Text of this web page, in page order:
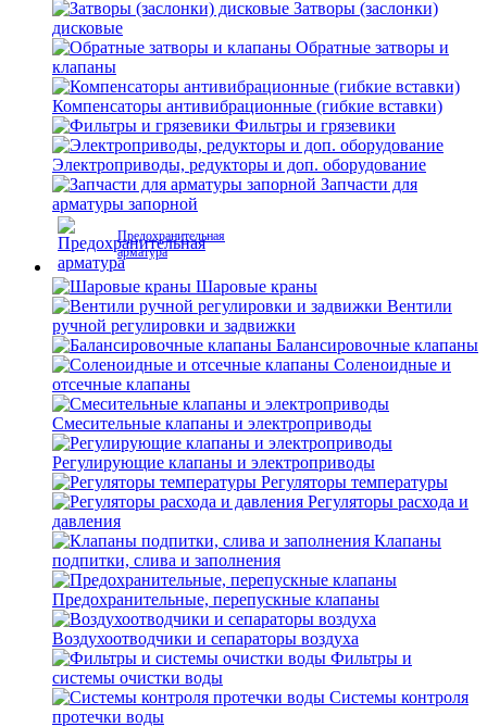
Затворы (заслонки)
дисковые
Обратные затворы и
клапаны
Компенсаторы антивибрационные (гибкие вставки)
Фильтры и грязевики
Электроприводы, редукторы и доп. оборудование
Запчасти для
арматуры запорной
Предохранительная
арматура
Шаровые краны
Вентили
ручной регулировки и задвижки
Балансировочные клапаны
Соленоидные и
отсечные клапаны
Смесительные клапаны и электроприводы
Регулирующие клапаны и электроприводы
Регуляторы температуры
Регуляторы расхода и
давления
Клапаны
подпитки, слива и заполнения
Предохранительные, перепускные клапаны
Воздухоотводчики и сепараторы воздуха
Фильтры и
системы очистки воды
Системы контроля
протечки воды